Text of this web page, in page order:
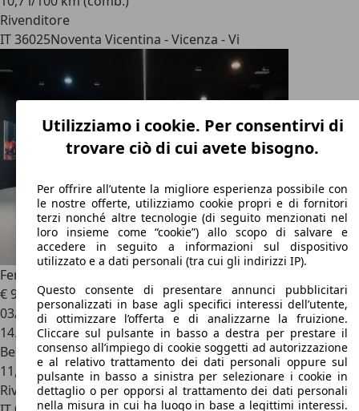
Rivenditore
IT 36025Noventa Vicentina - Vicenza - Vi
Ferrari 488
€ 999.999
03/2020
14.000 km
Benzina
11,5 l/100 km (comb.)
Rivenditore
Utilizziamo i cookie. Per consentirvi di
trovare ciò di cui avete bisogno.
Per offrire all’utente la migliore esperienza possibile con
le nostre offerte, utilizziamo cookie propri e di fornitori
terzi nonché altre tecnologie (di seguito menzionati nel
loro insieme come “cookie”) allo scopo di salvare e
accedere in seguito a informazioni sul dispositivo
utilizzato e a dati personali (tra cui gli indirizzi IP).
Questo consente di presentare annunci pubblicitari
personalizzati in base agli specifici interessi dell’utente,
di ottimizzare l’offerta e di analizzarne la fruizione.
Cliccare sul pulsante in basso a destra per prestare il
consenso all’impiego di cookie soggetti ad autorizzazione
e al relativo trattamento dei dati personali oppure sul
pulsante in basso a sinistra per selezionare i cookie in
dettaglio o per opporsi al trattamento dei dati personali
nella misura in cui ha luogo in base a legittimi interessi.